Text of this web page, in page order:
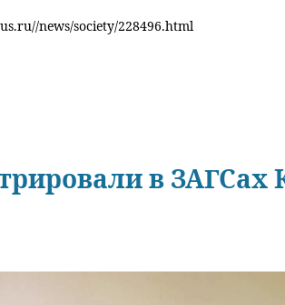
news/society/228496.html
в ЗАГСах